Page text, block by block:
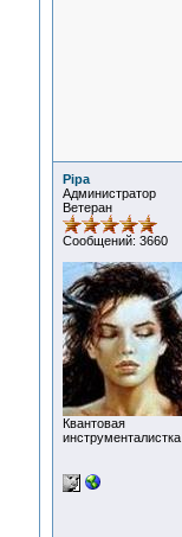
Pipa
Администратор
Ветеран
Сообщений: 3660
Квантовая
инструменталистка